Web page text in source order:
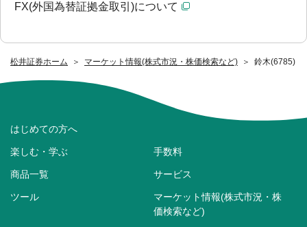
松井証券ホーム マーケット情報(株式市況・株価検索など) 鈴木(6785)
FX(外国為替証拠金取引)について
はじめての方へ
楽しむ・学ぶ 手数料
商品一覧 サービス
ツール
マーケット情報(株式市況・株
価検索など)